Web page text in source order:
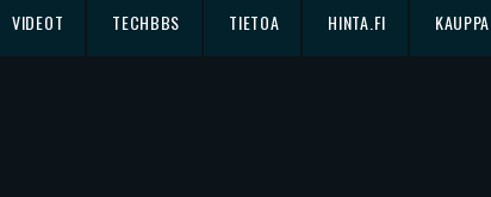
VIDEOT TECHBBS TIETOA HINTA.FI KAUPPA